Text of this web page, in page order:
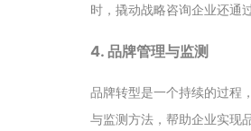
时，撬动战略咨询企业还通
4. 品牌管理与监测
品牌转型是一个持续的过程
与监测方法，帮助企业实现